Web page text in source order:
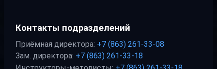
Контакты подразделений
Приёмная директора: +7 (863) 261-33-08
Зам. директора: +7 (863) 261-33-18